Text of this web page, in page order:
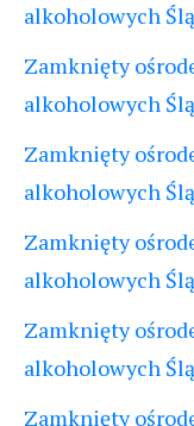
alkoholowych
Zamknięty
alkoholowych
Zamknięty
alkoholowych
Zamknięty
alkoholowych
Zamknięty
alkoholowych
Zamknięty